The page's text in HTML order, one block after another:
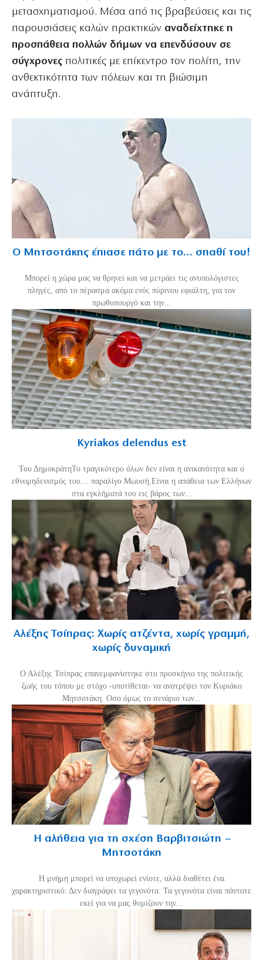
μετασχηματισμού. Μέσα από τις βραβεύσεις και τις
παρουσιάσεις καλών πρακτικών αναδείχτηκε η
προσπάθεια πολλών δήμων να επενδύσουν σε
σύγχρονες πολιτικές με επίκεντρο τον πολίτη, την
ανθεκτικότητα των πόλεων και τη βιώσιμη
ανάπτυξη.
Ο Μητσοτάκης έπιασε πάτο με το… σπαθί του!
Mπορεί η χώρα μας να θρηνεί και να μετράει τις ανυπολόγιστες
πληγές, από το πέρασμα ακόμα ενός πύρινου εφιάλτη, για τον
πρωθυπουργό και την...
Kyriakos delendus est
Του ΔημοκράτηΤο τραγικότερο όλων δεν είναι η ανικανότητα και ο
εθνομηδενισμός του… παραλίγο Μωυσή.Είναι η απάθεια των Ελλήνων
στα εγκλήματά του εις βάρος των...
Αλέξης Τσίπρας: Χωρίς ατζέντα, χωρίς γραμμή,
χωρίς δυναμική
Ο Αλέξης Τσίπρας επανεμφανίστηκε στο προσκήνιο της πολιτικής
ζωής του τόπου με στόχο -υποτίθεται- να ανατρέψει τον Κυριάκο
Μητσοτάκη. Οσο όμως το σενάριο των...
Η αλήθεια για τη σχέση Βαρβιτσιώτη –
Μητσοτάκη
H μνήμη μπορεί να υποχωρεί ενίοτε, αλλά διαθέτει ένα
χαρακτηριστικό: Δεν διαγράφει τα γεγονότα. Τα γεγονότα είναι πάντοτε
εκεί για να μας θυμίζουν την...